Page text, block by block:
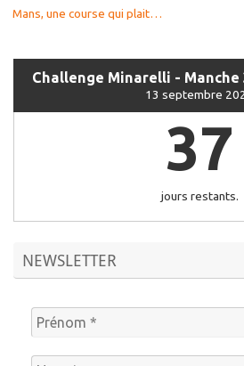
Mans, une course qui plait…
Challenge Minarelli - Manche
13 septembre
37
jours restants.
NEWSLETTER